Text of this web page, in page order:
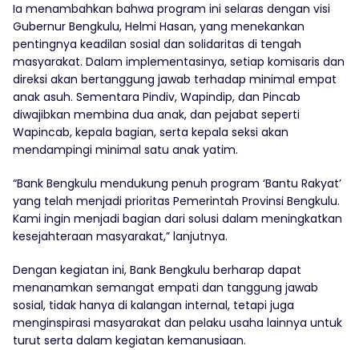
Ia menambahkan bahwa program ini selaras dengan visi
Gubernur Bengkulu, Helmi Hasan, yang menekankan
pentingnya keadilan sosial dan solidaritas di tengah
masyarakat. Dalam implementasinya, setiap komisaris dan
direksi akan bertanggung jawab terhadap minimal empat
anak asuh. Sementara Pindiv, Wapindip, dan Pincab
diwajibkan membina dua anak, dan pejabat seperti
Wapincab, kepala bagian, serta kepala seksi akan
mendampingi minimal satu anak yatim.
“Bank Bengkulu mendukung penuh program ‘Bantu Rakyat’
yang telah menjadi prioritas Pemerintah Provinsi Bengkulu.
Kami ingin menjadi bagian dari solusi dalam meningkatkan
kesejahteraan masyarakat,” lanjutnya.
Dengan kegiatan ini, Bank Bengkulu berharap dapat
menanamkan semangat empati dan tanggung jawab
sosial, tidak hanya di kalangan internal, tetapi juga
menginspirasi masyarakat dan pelaku usaha lainnya untuk
turut serta dalam kegiatan kemanusiaan.